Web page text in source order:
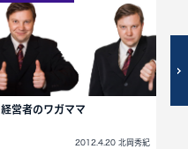
経営者のワガママ
2012.4.20 北岡秀紀